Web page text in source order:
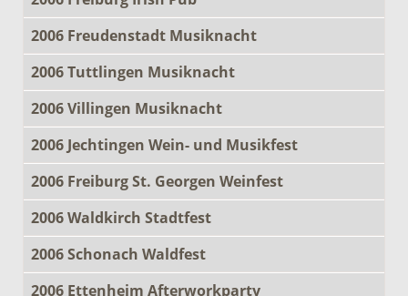
2006 Freudenstadt Musiknacht
2006 Tuttlingen Musiknacht
2006 Villingen Musiknacht
2006 Jechtingen Wein- und Musikfest
2006 Freiburg St. Georgen Weinfest
2006 Waldkirch Stadtfest
2006 Schonach Waldfest
2006 Ettenheim Afterworkparty